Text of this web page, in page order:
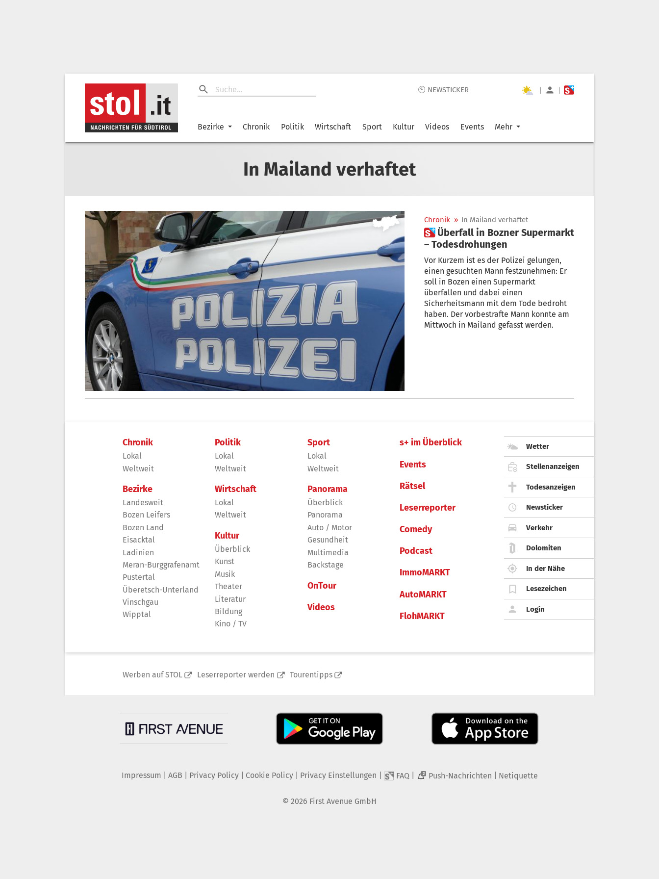
🕙 NEWSTICKER | |
Bezirke Chronik Politik Wirtschaft Sport Kultur Videos Events Mehr
In Mailand verhaftet
Chronik » In Mailand verhaftet
 Überfall in Bozner Supermarkt
– Todesdrohungen
Vor Kurzem ist es der Polizei gelungen,
einen gesuchten Mann festzunehmen: Er
soll in Bozen einen Supermarkt
überfallen und dabei einen
Sicherheitsmann mit dem Tode bedroht
haben. Der vorbestrafte Mann konnte am
Mittwoch in Mailand gefasst werden.
Chronik
Lokal
Weltweit
Bezirke
Landesweit
Bozen Leifers
Bozen Land
Eisacktal
Ladinien
Meran-Burggrafenamt
Pustertal
Überetsch-Unterland
Vinschgau
Wipptal
Politik
Lokal
Weltweit
Wirtschaft
Lokal
Weltweit
Kultur
Überblick
Kunst
Musik
Theater
Literatur
Bildung
Kino / TV
Sport
Lokal
Weltweit
Panorama
Überblick
Panorama
Auto / Motor
Gesundheit
Multimedia
Backstage
OnTour
Videos
s+ im Überblick
Events
Rätsel
Leserreporter
Comedy
Podcast
ImmoMARKT
AutoMARKT
FlohMARKT
Wetter
Stellenanzeigen
Todesanzeigen
Newsticker
Verkehr
Dolomiten
In der Nähe
Lesezeichen
Login
Werben auf STOL Leserreporter werden Tourentipps
Impressum AGB Privacy Policy| Cookie Policy| Privacy Einstellungen FAQ 2 Push-Nachrichten Netiquette
© 2026 First Avenue GmbH